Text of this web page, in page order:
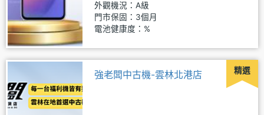
外觀機況：A級
門市保固：3個月
電池健康度：%
精選
強老闆中古機-雲林北港店